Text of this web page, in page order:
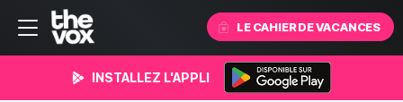
LE CAHIER DE VACANCES
INSTALLEZ L'APPLI